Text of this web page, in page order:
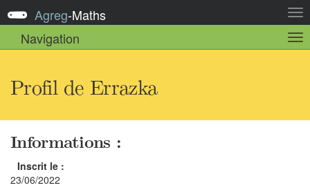
la
Agreg-Maths
Navigation
la
Profil de Errazka
Informations :
Inscrit le :
23/06/2022